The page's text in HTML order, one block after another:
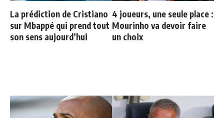
La prédiction de Cristiano
sur Mbappé qui prend tout
son sens aujourd’hui
4 joueurs, une seule place :
Mourinho va devoir faire
un choix